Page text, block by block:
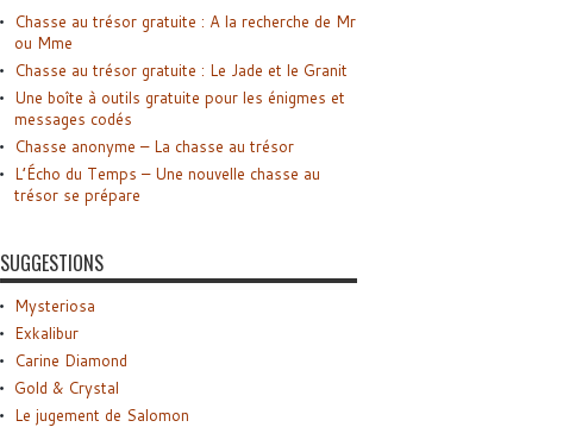
Chasse au trésor gratuite : A la recherche de Mr
ou Mme
Chasse au trésor gratuite : Le Jade et le Granit
Une boîte à outils gratuite pour les énigmes et
messages codés
Chasse anonyme – La chasse au trésor
L’Écho du Temps – Une nouvelle chasse au
trésor se prépare
SUGGESTIONS
Mysteriosa
Exkalibur
Carine Diamond
Gold & Crystal
Le jugement de Salomon